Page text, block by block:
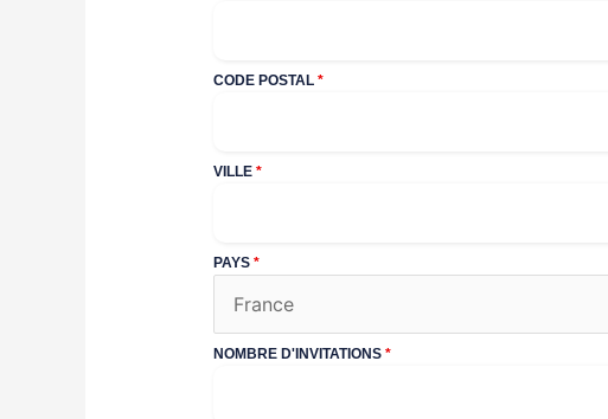
CODE POSTAL*
VILLE*
PAYS*
NOMBRE D'INVITATIONS*